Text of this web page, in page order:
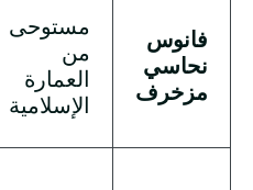
فانوس
نحاسي
مزخرف
مستوحى
من
العمارة
الإسلامية